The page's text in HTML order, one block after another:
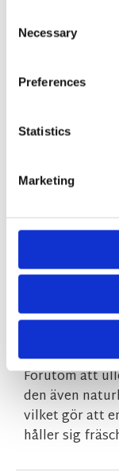
Selection
Necessary
Preferences
Statistics
Marketing
Handvävd
mysig och
Nature är
garnbollar.
passar fint i
Då mattan är
färger och
matta till
med ett
naturmaterial
Förutom att
den även
vilket gör att
håller sig